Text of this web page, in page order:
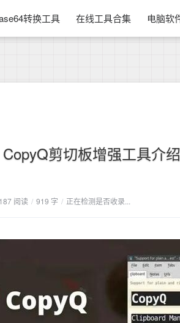
转换工具 在线工具合集 电脑软
剪切板增强工具介绍
阅读 / 919 字 / 正在检测是否收录...